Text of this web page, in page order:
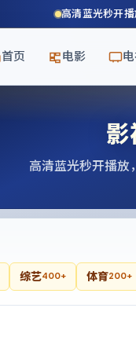
高清蓝光秒开
首页 电影
高清蓝光秒开播放
综艺400+ 体育200+